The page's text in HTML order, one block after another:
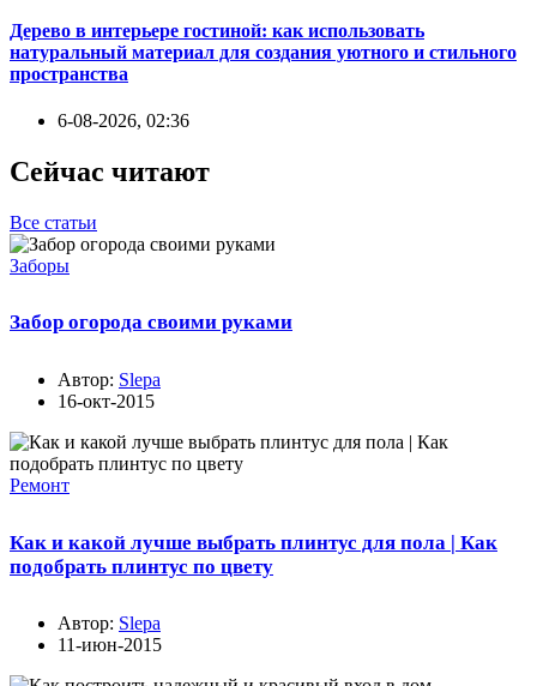
Дерево в интерьере гостиной: как использовать
натуральный материал для создания уютного и стильного
пространства
6-08-2026, 02:36
Сейчас читают
Все статьи
Заборы
Забор огорода своими руками
Автор: Slepa
16-окт-2015
Ремонт
Как и какой лучше выбрать плинтус для пола | Как
подобрать плинтус по цвету
Автор: Slepa
11-июн-2015